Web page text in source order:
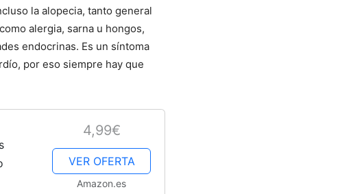
la alopecia, tanto general
alergia, sarna u hongos,
endocrinas. Es un síntoma
por eso siempre hay que
4,99€
VER OFERTA
Amazon.es